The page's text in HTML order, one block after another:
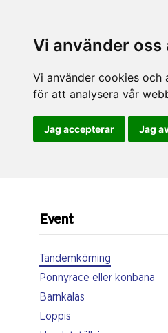
Vi använder oss
Vi använder cookies
för att analysera vår
Jag accepterar Jag
Event
Tandemkörning
Ponnyrace eller konbana
Barnkalas
Loppis